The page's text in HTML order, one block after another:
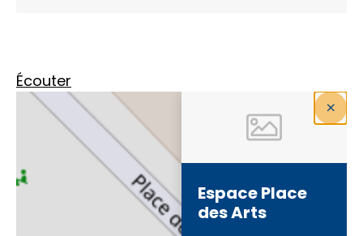
Écouter
Espace Place
des Arts